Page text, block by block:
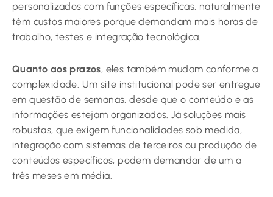
personalizados com funções específicas, naturalmente
têm custos maiores porque demandam mais horas de
trabalho, testes e integração tecnológica.
Quanto aos prazos, eles também mudam conforme a
complexidade. Um site institucional pode ser entregue
em questão de semanas, desde que o conteúdo e as
informações estejam organizados. Já soluções mais
robustas, que exigem funcionalidades sob medida,
integração com sistemas de terceiros ou produção de
conteúdos específicos, podem demandar de um a
três meses em média.